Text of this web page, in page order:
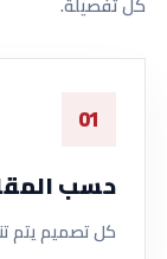
01
حسب
كل تصميم يتم